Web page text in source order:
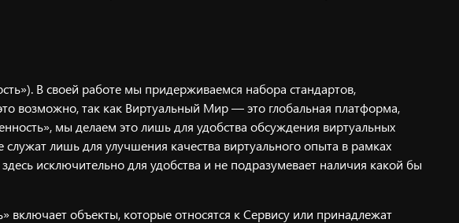
В своей работе мы придерживаемся набора стандартов,
возможно, так как Виртуальный Мир — это глобальная платформа,
мы делаем это лишь для удобства обсуждения виртуальных
лишь для улучшения качества виртуального опыта в рамках
исключительно для удобства и не подразумевает наличия какой бы
включает объекты, которые относятся к Сервису или принадлежат